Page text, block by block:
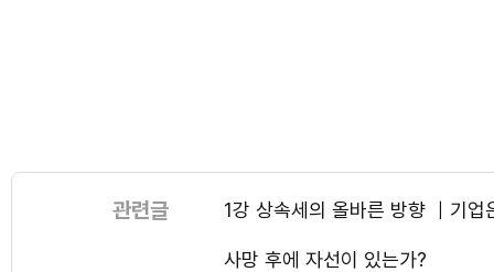
관련글 1강 상속세의 올바른 방향 ｜기
사망 후에 자선이 있는가?